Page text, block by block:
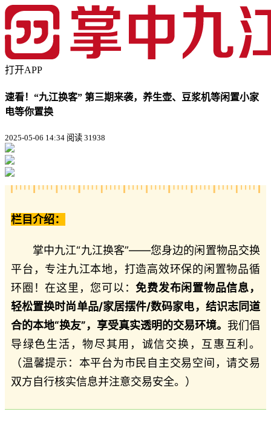
打开APP
速看！“九江换客” 第三期来袭，养生壶、豆浆机等闲置小家
电等你置换
2025-05-06 14:34 阅读 31938
栏目介绍：
掌中九江“九江换客”——您身边的闲置物品交换
平台，专注九江本地，打造高效环保的闲置物品循
环圈！在这里，您可以：免费发布闲置物品信息，
轻松置换时尚单品/家居摆件/数码家电，结识志同道
合的本地“换友”，享受真实透明的交易环境。 我们倡
导绿色生活，物尽其用，诚信交换，互惠互利。
（温馨提示：本平台为市民自主交易空间，请交易
双方自行核实信息并注意交易安全。）